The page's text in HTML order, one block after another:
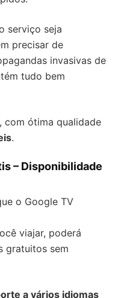
serviço seja
precisar de
invasivas de
tudo bem
com ótima qualidade
.
– Disponibilidade
o Google TV
viajar, poderá
gratuitos sem
a vários idiomas